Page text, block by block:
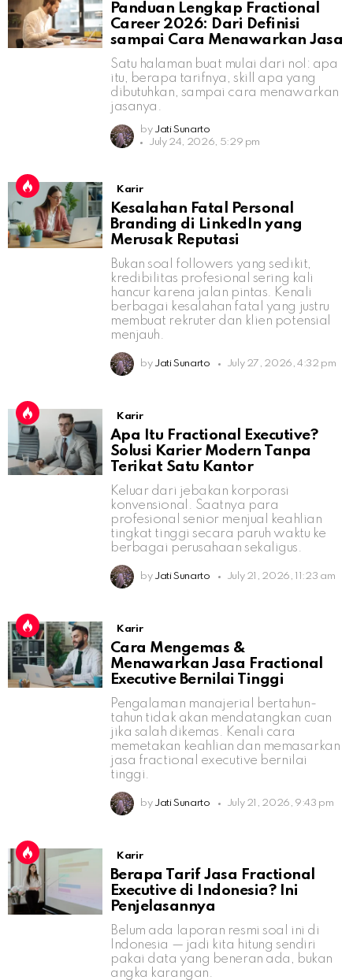
Panduan Lengkap Fractional
Career 2026: Dari Definisi
sampai Cara Menawarkan Jasa
Satu halaman buat mulai dari nol: apa
itu, berapa tarifnya, skill apa yang
dibutuhkan, sampai cara menawarkan
jasanya.
by Jati Sunarto
July 24, 2026, 5:29 pm
Karir
Kesalahan Fatal Personal
Branding di LinkedIn yang
Merusak Reputasi
Bukan soal followers yang sedikit,
kredibilitas profesional sering kali
hancur karena jalan pintas. Kenali
berbagai kesalahan fatal yang justru
membuat rekruter dan klien potensial
menjauh.
by Jati Sunarto July 27, 2026, 4:32 pm
Karir
Apa Itu Fractional Executive?
Solusi Karier Modern Tanpa
Terikat Satu Kantor
Keluar dari jebakan korporasi
konvensional. Saatnya para
profesional senior menjual keahlian
tingkat tinggi secara paruh waktu ke
berbagai perusahaan sekaligus.
by Jati Sunarto July 21, 2026, 11:23 am
Karir
Cara Mengemas &
Menawarkan Jasa Fractional
Executive Bernilai Tinggi
Pengalaman manajerial bertahun-
tahun tidak akan mendatangkan cuan
jika salah dikemas. Kenali cara
memetakan keahlian dan memasarkan
jasa fractional executive bernilai
tinggi.
by Jati Sunarto July 21, 2026, 9:43 pm
Karir
Berapa Tarif Jasa Fractional
Executive di Indonesia? Ini
Penjelasannya
Belum ada laporan resmi soal ini di
Indonesia — jadi kita hitung sendiri
pakai data yang beneran ada, bukan
angka karangan.